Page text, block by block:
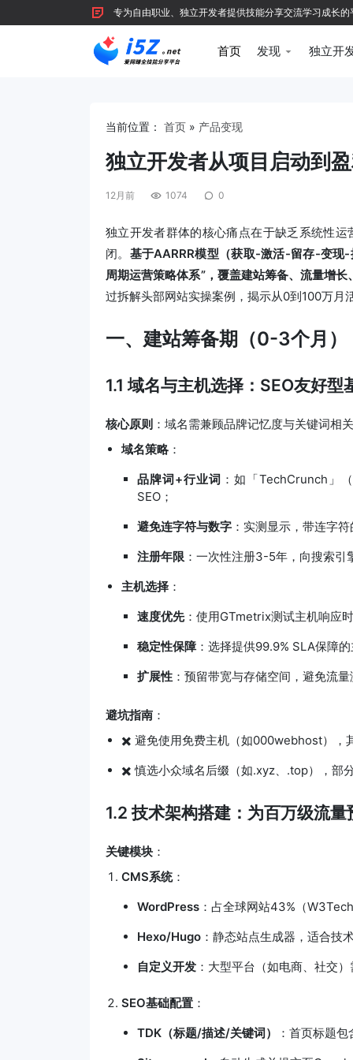
专为自由职业、独立开发者提供技能分享交流学习成长
首页 发现 独立开
当前位置： 首页 » 产品变现
独立开发者从项目启动到
12月前 1074 0
独立开发者群体的核心痛点在于缺乏系统性
闭。 基于AARRR模型（获取-激活-留存-变现
周期运营策略体系”，覆盖建站筹备、流量增
过拆解头部网站实操案例，揭示从0到100万月
一、建站筹备期（0-3个月）
1.1 域名与主机选择：SEO友好型
核心原则 ：域名需兼顾品牌记忆度与关键词相
域名策略 ：
品牌词+行业词 ：如「TechCrunch」
SEO；
避免连字符与数字 ：实测显示，带连字
注册年限 ：一次性注册3-5年，向搜索
主机选择 ：
速度优先：使用GTmetrix测试主机响应
稳定性保障：选择提供99.9% SLA保障
扩展性 ：预留带宽与存储空间，避免流
避坑指南 ：
✖️ 避免使用免费主机（如000webhost），
✖️ 慎选小众域名后缀（如.xyz、.top），部
1.2 技术架构搭建：为百万级流量
关键模块 ：
CMS系统：
WordPress ：占全球网站43%（
Hexo/Hugo ：静态站点生成器，适合技
自定义开发 ：大型平台（如电商、社交
SEO基础配置 ：
TDK（标题/描述/关键词）
：首页标题